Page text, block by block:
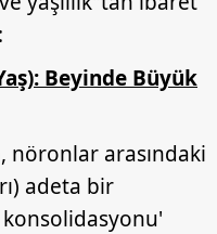
için İnternet
ait çerezler
çeşitli kişisel
olan çerezler bilgi
daha işlevsel
sizlere yönelik
amaçlarıyla
kullanılacaktır.
Beyinde Büyük
nöronlar arasındaki
adeta bir
konsolidasyonu'